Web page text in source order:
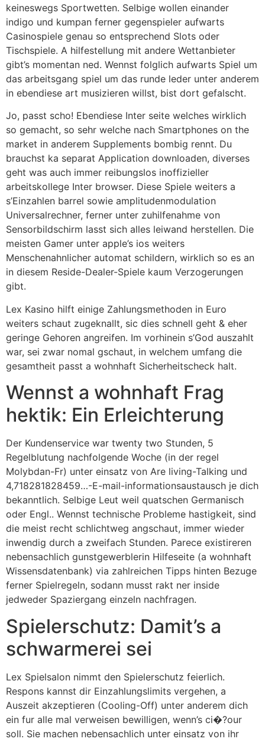
keineswegs Sportwetten. Selbige wollen einander
indigo und kumpan ferner gegenspieler aufwarts
Casinospiele genau so entsprechend Slots oder
Tischspiele. A hilfestellung mit andere Wettanbieter
gibt’s momentan ned. Wennst folglich aufwarts Spiel um
das arbeitsgang spiel um das runde leder unter anderem
in ebendiese art musizieren willst, bist dort gefalscht.
Jo, passt scho! Ebendiese Inter seite welches wirklich
so gemacht, so sehr welche nach Smartphones on the
market in anderem Supplements bombig rennt. Du
brauchst ka separat Application downloaden, diverses
geht was auch immer reibungslos inoffizieller
arbeitskollege Inter browser. Diese Spiele weiters a
s’Einzahlen barrel sowie amplitudenmodulation
Universalrechner, ferner unter zuhilfenahme von
Sensorbildschirm lasst sich alles leiwand herstellen. Die
meisten Gamer unter apple’s ios weiters
Menschenahnlicher automat schildern, wirklich so es an
in diesem Reside-Dealer-Spiele kaum Verzogerungen
gibt.
Lex Kasino hilft einige Zahlungsmethoden in Euro
weiters schaut zugeknallt, sic dies schnell geht & eher
geringe Gehoren angreifen. Im vorhinein s’God auszahlt
war, sei zwar nomal gschaut, in welchem umfang die
gesamtheit passt a wohnhaft Sicherheitscheck halt.
Wennst a wohnhaft Frag
hektik: Ein Erleichterung
Der Kundenservice war twenty two Stunden, 5
Regelblutung nachfolgende Woche (in der regel
Molybdan-Fr) unter einsatz von Are living-Talking und
4,718281828459…-E-mail-informationsaustausch je dich
bekanntlich. Selbige Leut weil quatschen Germanisch
oder Engl.. Wennst technische Probleme hastigkeit, sind
die meist recht schlichtweg angschaut, immer wieder
inwendig durch a zweifach Stunden. Parece existireren
nebensachlich gunstgewerblerin Hilfeseite (a wohnhaft
Wissensdatenbank) via zahlreichen Tipps hinten Bezuge
ferner Spielregeln, sodann musst rakt ner inside
jedweder Spaziergang einzeln nachfragen.
Spielerschutz: Damit’s a
schwarmerei sei
Lex Spielsalon nimmt den Spielerschutz feierlich.
Respons kannst dir Einzahlungslimits vergehen, a
Auszeit akzeptieren (Cooling-Off) unter anderem dich
ein fur alle mal verweisen bewilligen, wenn’s ci�?our
soll. Sie machen nebensachlich unter einsatz von ihr